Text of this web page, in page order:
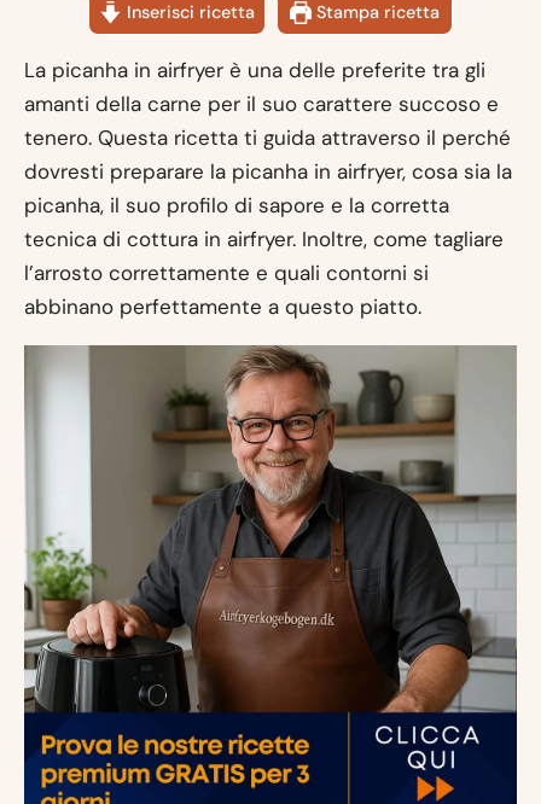
Inserisci ricetta Stampa ricetta
La picanha in airfryer è una delle preferite tra gli
amanti della carne per il suo carattere succoso e
tenero. Questa ricetta ti guida attraverso il perché
dovresti preparare la picanha in airfryer, cosa sia la
picanha, il suo profilo di sapore e la corretta
tecnica di cottura in airfryer. Inoltre, come tagliare
l’arrosto correttamente e quali contorni si
abbinano perfettamente a questo piatto.